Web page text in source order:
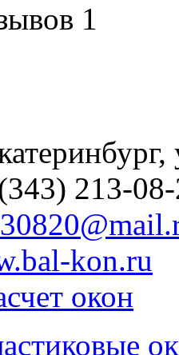
1
,
213-
kon.ru
окон